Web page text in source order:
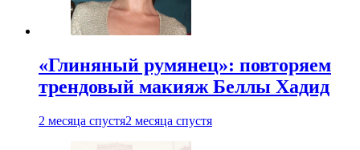
«Глиняный румянец»: повторяем
трендовый макияж Беллы Хадид
2 месяца спустя2 месяца спустя